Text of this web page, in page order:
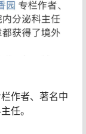
作者、著名中
任。